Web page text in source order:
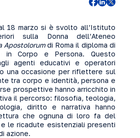
18 marzo si è svolto all’Istituto
sulla Donna dell’Ateneo
Apostolorumdi Roma il diploma di
in Corpo e Persona. Questo
agenti educativi e operatori
una occasione per riflettere sul
tra corpo e identità, persona e
prospettive hanno arricchito in
il percorso: filosofia, teologia,
diritto e narrativa hanno
che ognuna di loro fa del
le ricadute esistenziali presenti
azione.